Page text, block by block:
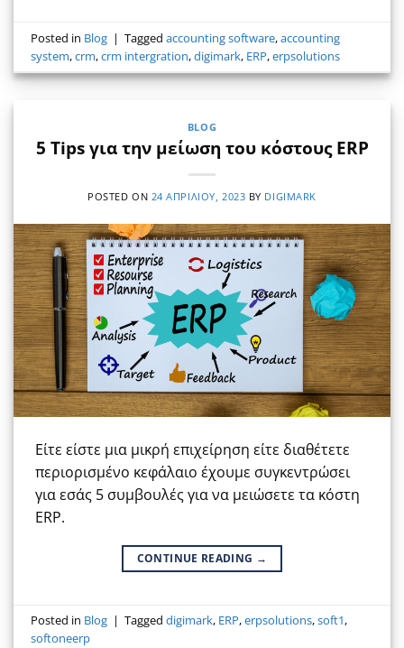
Posted in Blog | Taggedaccounting software,accounting
system,crm,crm intergration,digimark, ERP,erpsolutions
BLOG
5 Tips για την μείωση του κόστους ERP
POSTED ON 24 ΑΠΡΙΛΊΟΥ, 2023 BY DIGIMARK
Είτε είστε μια μικρή επιχείρηση είτε διαθέτετε
περιορισμένο κεφάλαιο έχουμε συγκεντρώσει
για εσάς 5 συμβουλές για να μειώσετε τα κόστη
ERP.
CONTINUE READING →
Posted in Blog | Taggeddigimark, ERP,erpsolutions,soft1,
softoneerp